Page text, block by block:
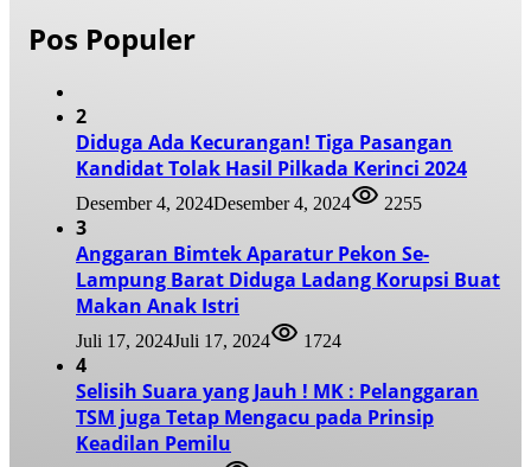
Pos Populer
2
Diduga Ada Kecurangan! Tiga Pasangan
Kandidat Tolak Hasil Pilkada Kerinci 2024
Desember 4, 2024Desember 4, 2024 2255
3
Anggaran Bimtek Aparatur Pekon Se-
Lampung Barat Diduga Ladang Korupsi Buat
Makan Anak Istri
Juli 17, 2024Juli 17, 2024 1724
4
Selisih Suara yang Jauh ! MK : Pelanggaran
TSM juga Tetap Mengacu pada Prinsip
Keadilan Pemilu